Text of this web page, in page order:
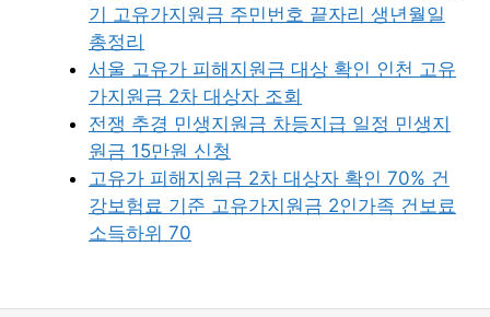
기 고유가지원금 주민번호 끝자리 생년월일
총정리
서울 고유가 피해지원금 대상 확인 인천 고유
가지원금 2차 대상자 조회
전쟁 추경 민생지원금 차등지급 일정 민생지
원금 15만원 신청
고유가 피해지원금 2차 대상자 확인 70% 건
강보험료 기준 고유가지원금 2인가족 건보료
소득하위 70